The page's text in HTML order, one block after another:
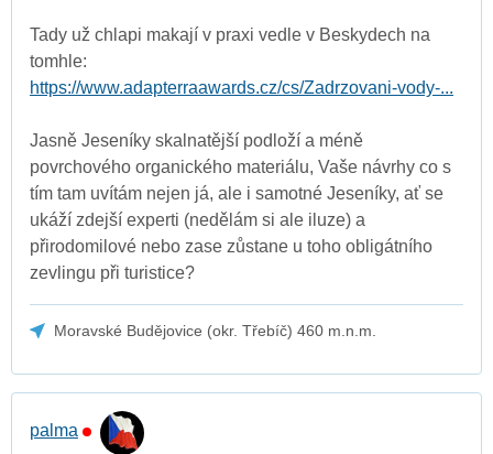
Tady už chlapi makají v praxi vedle v Beskydech na
tomhle:
https://www.adapterraawards.cz/cs/Zadrzovani-vody-...
Jasně Jeseníky skalnatější podloží a méně
povrchového organického materiálu, Vaše návrhy co s
tím tam uvítám nejen já, ale i samotné Jeseníky, ať se
ukáží zdejší experti (nedělám si ale iluze) a
přirodomilové nebo zase zůstane u toho obligátního
zevlingu při turistice?
Moravské Budějovice (okr. Třebíč) 460 m.n.m.
palma